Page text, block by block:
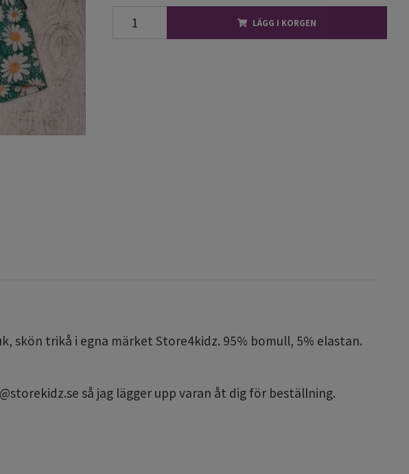
LÄGG I KORGEN
skön trikå i egna märket Store4kidz. 95% bomull, 5% elastan.
så jag lägger upp varan åt dig för beställning.